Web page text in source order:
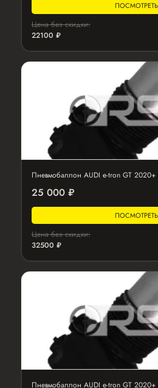
ПОСМОТРЕТЬ
Цена без скидки:
22100 ₽
Пневмобаллон AUDI e-tron GT
25 000 ₽
ПОСМОТРЕТЬ
Цена без скидки:
32500 ₽
Пневмобаллон AUDI e-tron GT